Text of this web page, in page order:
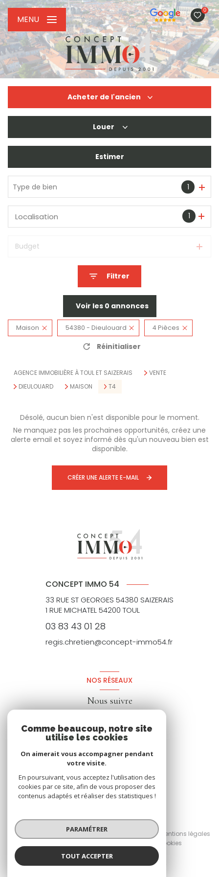
0
MENU
Acheter de l'ancien
De l'immo pro
Louer
De l'immo pro
Estimer
Type de bien 1
1
Localisation
Budget
Filtrer
Voir les 0 annonces
Maison 54380 - Dieulouard 4 Pièces
Réinitialiser
AGENCE IMMOBILIÈRE À TOUL ET SAIZERAIS
VENTE
DIEULOUARD
MAISON T4
Désolé, aucun bien n'est disponible pour le moment.
Ne manquez pas les prochaines opportunités, créez une
alerte email et soyez informé dès qu'un nouveau bien est
disponible.
CRÉER UNE ALERTE E-MAIL
CONCEPT IMMO 54
33 RUE ST GEORGES 54380 SAIZERAIS
1 RUE MICHATEL 54200 TOUL
03 83 43 01 28
regis.chretien@concept-immo54.fr
NOS RÉSEAUX
Nous suivre
© 2026 | Tous droits réservés
Nos honoraires
Nos partenaires
Mentions légales
Cookies
Comme beaucoup, notre site
utilise les cookies
On aimerait vous accompagner pendant
votre visite.
En poursuivant, vous acceptez l'utilisation des
cookies par ce site, afin de vous proposer des
contenus adaptés et réaliser des statistiques !
PARAMÉTRER
TOUT ACCEPTER